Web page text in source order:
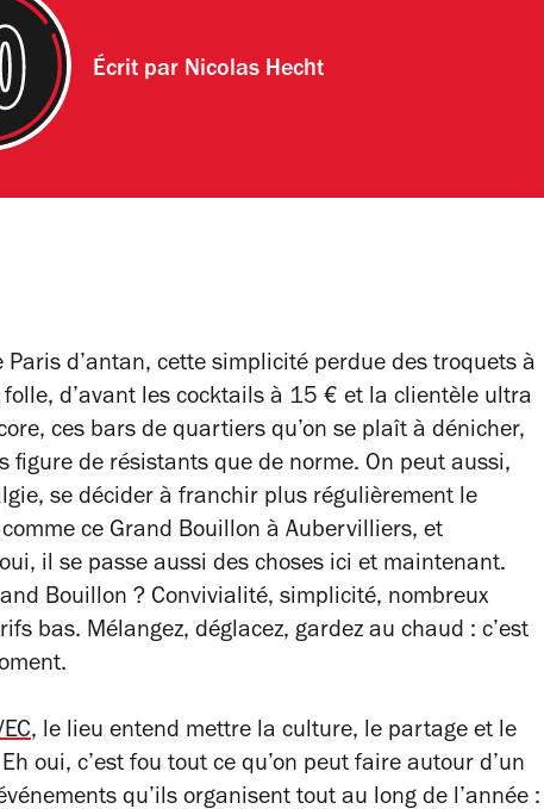
Écrit par Nicolas Hecht
d’antan, cette simplicité perdue des troquets à
d’avant les cocktails à 15 € et la clientèle ultra
ces bars de quartiers qu’on se plaît à dénicher,
figure de résistants que de norme. On peut aussi,
se décider à franchir plus régulièrement le
ce Grand Bouillon à Aubervilliers, et
il se passe aussi des choses ici et maintenant.
Bouillon ? Convivialité, simplicité, nombreux
bas. Mélangez, déglacez, gardez au chaud : c’est
, le lieu entend mettre la culture, le partage et le
oui, c’est fou tout ce qu’on peut faire autour d’un
qu’ils organisent tout au long de l’année :